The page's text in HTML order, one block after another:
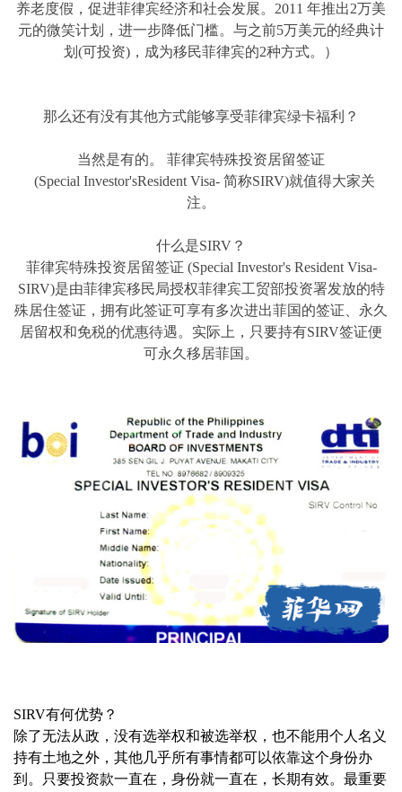
养老度假，促进菲律宾经济和社会发展。2011 年推出2万美
元的微笑计划，进一步降低门槛。与之前5万美元的经典计
划(可投资)，成为移民菲律宾的2种方式。）
那么还有没有其他方式能够享受菲律宾绿卡福利？
当然是有的。 菲律宾特殊投资居留签证
(Special Investor'sResident Visa- 简称SIRV)就值得大家关
注。
什么是SIRV？
菲律宾特殊投资居留签证 (Special Investor's Resident Visa-
SIRV)是由菲律宾移民局授权菲律宾工贸部投资署发放的特
殊居住签证，拥有此签证可享有多次进出菲国的签证、永久
居留权和免税的优惠待遇。实际上，只要持有SIRV签证便
可永久移居菲国。
SIRV有何优势？
除了无法从政，没有选举权和被选举权，也不能用个人名义
持有土地之外，其他几乎所有事情都可以依靠这个身份办
到。只要投资款一直在，身份就一直在，长期有效。最重要